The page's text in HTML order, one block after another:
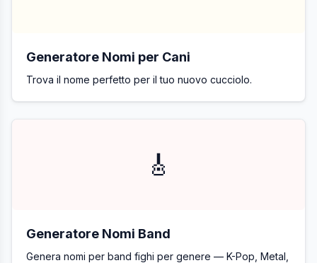
Generatore Nomi per Cani
Trova il nome perfetto per il tuo nuovo cucciolo.
🎸
Generatore Nomi Band
Genera nomi per band fighi per genere — K-Pop, Metal,